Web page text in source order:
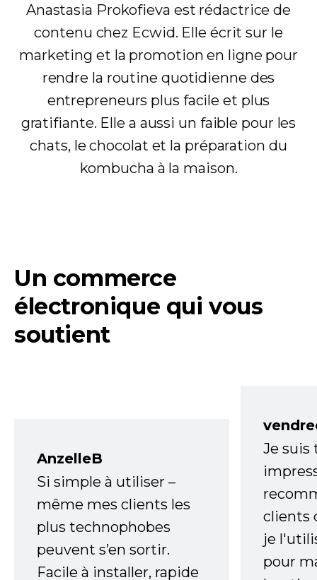
Anastasia Prokofieva est rédactrice de
contenu chez Ecwid. Elle écrit sur le
marketing et la promotion en ligne pour
rendre la routine quotidienne des
entrepreneurs plus facile et plus
gratifiante. Elle a aussi un faible pour les
chats, le chocolat et la préparation du
kombucha à la maison.
Un commerce
électronique qui vous
soutient
AnzelleB
Si simple à utiliser –
même mes clients les
plus technophobes
peuvent s’en sortir.
Facile à installer, rapide
Je
clients
je
pour